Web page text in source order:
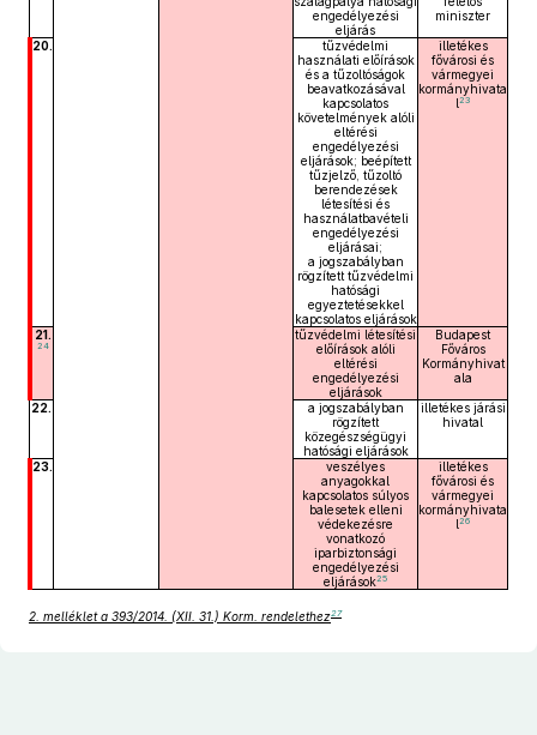
engedélyezési
eljárás
miniszter
20.
tűzvédelmi
használati előírások
és a tűzoltóságok
beavatkozásával
kapcsolatos
követelmények alóli
eltérési
engedélyezési
eljárások; beépített
tűzjelző, tűzoltó
berendezések
létesítési és
használatbavételi
engedélyezési
eljárásai;
a jogszabályban
rögzített tűzvédelmi
hatósági
egyeztetésekkel
kapcsolatos eljárások
illetékes
fővárosi és
vármegyei
kormányhivata
l23
21.
24
tűzvédelmi létesítési
előírások alóli
eltérési
engedélyezési
eljárások
Budapest
Főváros
Kormányhivat
ala
22.
a jogszabályban
rögzített
közegészségügyi
hatósági eljárások
illetékes járási
hivatal
23.
veszélyes
anyagokkal
kapcsolatos súlyos
balesetek elleni
védekezésre
vonatkozó
iparbiztonsági
engedélyezési
eljárások25
illetékes
fővárosi és
vármegyei
kormányhivata
l26
2. melléklet a 393/2014. (XII. 31.) Korm. rendelethez27